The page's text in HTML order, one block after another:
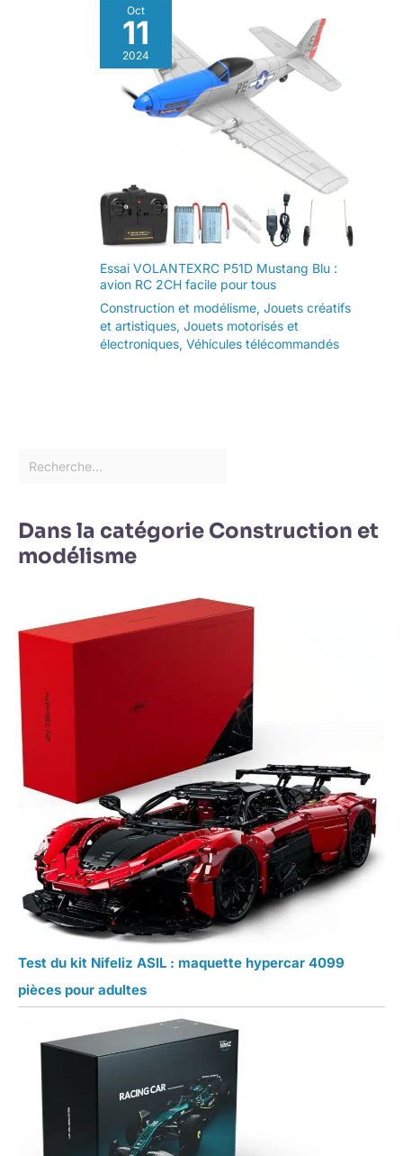
Oct
11
2024
Essai VOLANTEXRC P51D Mustang Blu :
avion RC 2CH facile pour tous
Construction et modélisme, Jouets créatifs
et artistiques, Jouets motorisés et
électroniques, Véhicules télécommandés
Dans la catégorie Construction et
modélisme
Test du kit Nifeliz ASIL : maquette hypercar 4099
pièces pour adultes